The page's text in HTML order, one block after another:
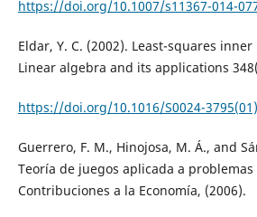
https://doi.org/10.1007/s11367-014-
Eldar, Y. C. (2002). Least-squares
Linear algebra and its applications
https://doi.org/10.1016/S0024-
Guerrero, F. M., Hinojosa, M. Á., and
Teoría de juegos aplicada a
Contribuciones a la Economía, (2006).